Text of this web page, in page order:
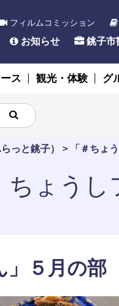
フィルムコミッション
お知らせ 銚子市
ス 観光・体験 グ
っと銚子） > 「＃ちょ
ちょうし
」５月の